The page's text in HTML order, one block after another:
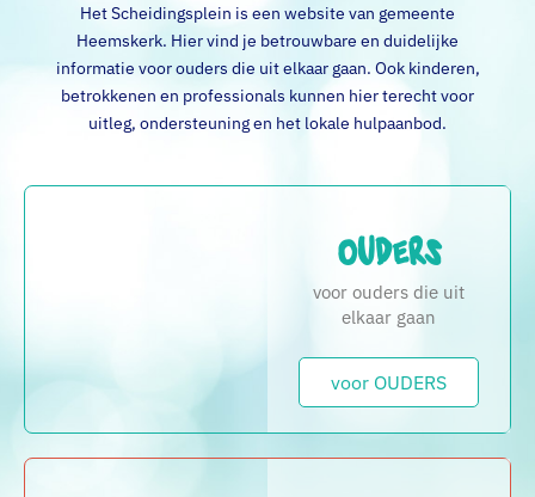
Het Scheidingsplein is een website van gemeente
Heemskerk. Hier vind je betrouwbare en duidelijke
informatie voor ouders die uit elkaar gaan. Ook kinderen,
betrokkenen en professionals kunnen hier terecht voor
uitleg, ondersteuning en het lokale hulpaanbod.
Ouders
voor ouders die uit
elkaar gaan
voor OUDERS